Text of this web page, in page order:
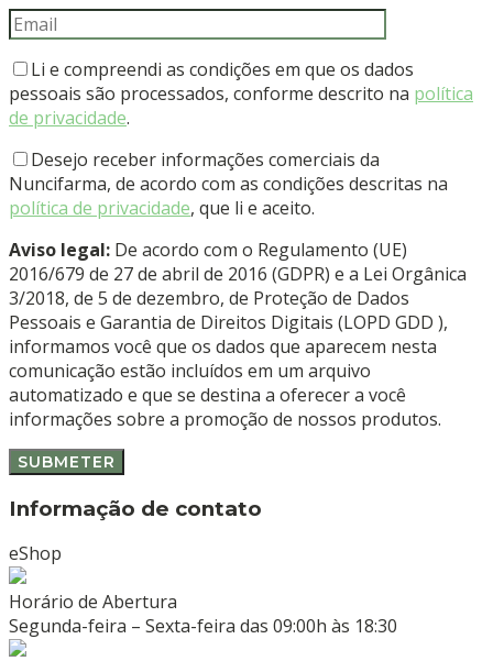
Li e compreendi as condições em que os dados
pessoais são processados, conforme descrito na política
de privacidade.
Desejo receber informações comerciais da
Nuncifarma, de acordo com as condições descritas na
política de privacidade, que li e aceito.
Aviso legal: De acordo com o Regulamento (UE)
2016/679 de 27 de abril de 2016 (GDPR) e a Lei Orgânica
3/2018, de 5 de dezembro, de Proteção de Dados
Pessoais e Garantia de Direitos Digitais (LOPD GDD ),
informamos você que os dados que aparecem nesta
comunicação estão incluídos em um arquivo
automatizado e que se destina a oferecer a você
informações sobre a promoção de nossos produtos.
Informação de contato
eShop
Horário de Abertura
Segunda-feira – Sexta-feira das 09:00h às 18:30